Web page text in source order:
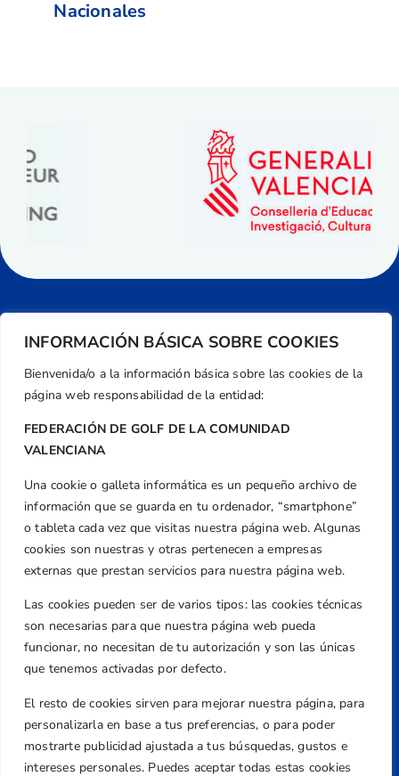
INFORMACIÓN BÁSICA SOBRE COOKIES
Bienvenida/o a la información básica sobre las cookies de la
página web responsabilidad de la entidad:
FEDERACIÓN DE GOLF DE LA COMUNIDAD
VALENCIANA
Una cookie o galleta informática es un pequeño archivo de
información que se guarda en tu ordenador, “smartphone”
o tableta cada vez que visitas nuestra página web. Algunas
cookies son nuestras y otras pertenecen a empresas
externas que prestan servicios para nuestra página web.
Las cookies pueden ser de varios tipos: las cookies técnicas
son necesarias para que nuestra página web pueda
funcionar, no necesitan de tu autorización y son las únicas
que tenemos activadas por defecto.
El resto de cookies sirven para mejorar nuestra página, para
personalizarla en base a tus preferencias, o para poder
mostrarte publicidad ajustada a tus búsquedas, gustos e
intereses personales. Puedes aceptar todas estas cookies
Nacionales
Dirección
Centre de L´Esport, Carrer d'Isaac Peral i
Caballero, Nº 5, Despachos 2 y 3, 46980,
Valencia
+34 961 367 799
Email
federacion@golfcv.com
Aviso Legal
Política de Privacidad
Transparencia